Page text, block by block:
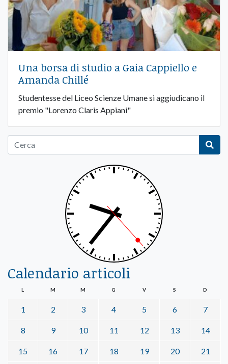
Una borsa di studio a Gaia Cappiello e
Amanda Chillé
Studentesse del Liceo Scienze Umane si aggiudicano il
premio "Lorenzo Claris Appiani"
Calendario articoli
L M M G V S D
1 2 3 4 5 6 7
8 9 10 11 12 13 14
15 16 17 18 19 20 21